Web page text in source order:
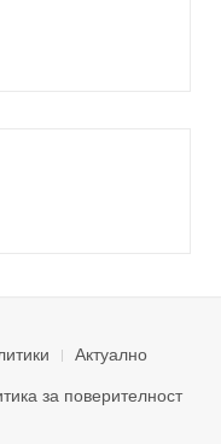
Актуално
за поверителност